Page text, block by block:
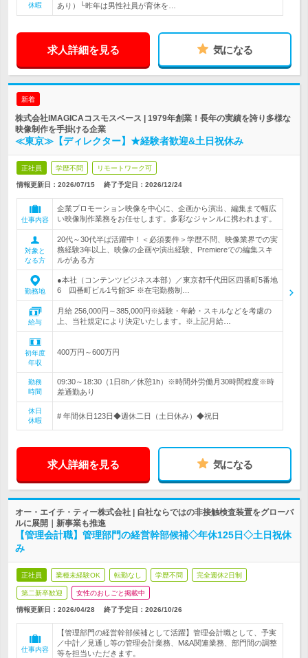
休暇
あり）└昨年は男性社員が育休を…
求人詳細を見る 気になる
新着
株式会社IMAGICAコスモスペース | 1979年創業！長年の実績を誇り多様な
映像制作を手掛ける企業
≪東京≫【ディレクター】★経験者歓迎&土日祝休み
正社員 学歴不問 リモートワーク可
情報更新日：2026/07/15 終了予定日： 2026/12/24
仕事内容
企業プロモーション映像を中心に、企画から演出、編集まで幅広
い映像制作業務をお任せします。多彩なジャンルに携われます。
対象と
なる方
20代～30代半ば活躍中！＜必須要件＞学歴不問、映像業界での実
務経験3年以上、映像の企画や演出経験、Premiereでの編集スキ
ルがある方
勤務地
●本社（コンテンツビジネス本部）／東京都千代田区四番町5番地
6 四番町ビル1号館3F ※在宅勤務制…
給与
月給 256,000円～385,000円※経験・年齢・スキルなどを考慮の
上、当社規定により決定いたします。※上記月給…
初年度
年収
400万円～600万円
勤務
時間
09:30～18:30（1日8h／休憩1h）※時間外労働月30時間程度※時
差通勤あり
休日
休暇
# 年間休日123日◆週休二日（土日休み）◆祝日
求人詳細を見る 気になる
オー・エイチ・ティー株式会社 | 自社ならではの非接触検査装置をグローバ
ルに展開｜新事業も推進
【管理会計職】管理部門の経営幹部候補◇年休125日◇土日祝休
み
正社員 業種未経験OK 転勤なし 学歴不問 完全週休2日制
第二新卒歓迎 女性のおしごと掲載中
情報更新日：2026/04/28 終了予定日： 2026/10/26
仕事内容
【管理部門の経営幹部候補として活躍】管理会計職として、予実
／中計／見通し等の管理会計業務、M&A関連業務、部門間の調整
等を担当いただきます。